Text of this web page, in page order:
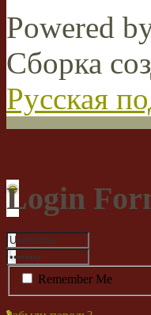
Powered
Сборка
Русская
Login
Remember Me